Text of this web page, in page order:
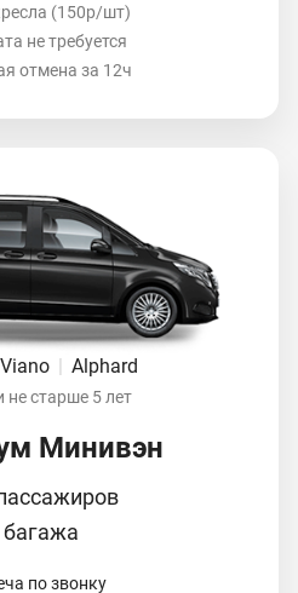
(150р/шт)
не требуется
отмена за 12ч
Viano Alphard
старше 5 лет
Минивэн
багажа
по звонку